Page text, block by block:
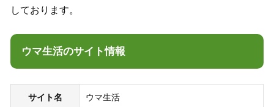
しております。
ウマ生活のサイト情報
サイト名 ウマ生活